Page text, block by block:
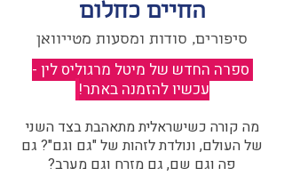
החיים כחלום
סיפורים, סודות ומסעות מטייוואן
ספרה החדש של מיטל מרגוליס לין -
עכשיו להזמנה באתר!
מה קורה כשישראלית מתאהבת בצד השני
של העולם, ונולדת לזהות של "גם וגם"? גם
פה וגם שם, גם מזרח וגם מערב?​​